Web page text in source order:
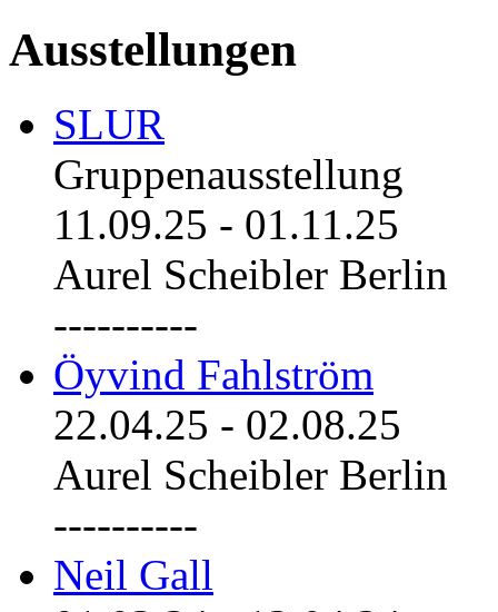
Ausstellungen
SLUR
Gruppenausstellung
11.09.25 - 01.11.25
Aurel Scheibler Berlin
----------
Öyvind Fahlström
22.04.25 - 02.08.25
Aurel Scheibler Berlin
----------
Neil Gall